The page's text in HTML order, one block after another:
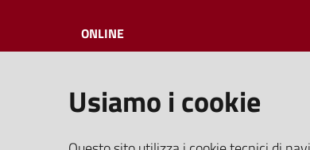
ONLINE
I NOSTRI EVENTI
Usiamo i cookie